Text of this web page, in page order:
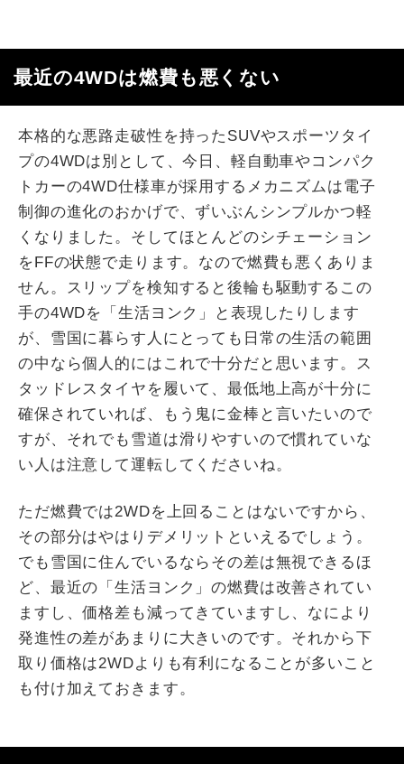
最近の4WDは燃費も悪くない
本格的な悪路走破性を持ったSUVやスポーツタイ
プの4WDは別として、今日、軽自動車やコンパク
トカーの4WD仕様車が採用するメカニズムは電子
制御の進化のおかげで、ずいぶんシンプルかつ軽
くなりました。そしてほとんどのシチェーション
をFFの状態で走ります。なので燃費も悪くありま
せん。スリップを検知すると後輪も駆動するこの
手の4WDを「生活ヨンク」と表現したりします
が、雪国に暮らす人にとっても日常の生活の範囲
の中なら個人的にはこれで十分だと思います。ス
タッドレスタイヤを履いて、最低地上高が十分に
確保されていれば、もう鬼に金棒と言いたいので
すが、それでも雪道は滑りやすいので慣れていな
い人は注意して運転してくださいね。
ただ燃費では2WDを上回ることはないですから、
その部分はやはりデメリットといえるでしょう。
でも雪国に住んでいるならその差は無視できるほ
ど、最近の「生活ヨンク」の燃費は改善されてい
ますし、価格差も減ってきていますし、なにより
発進性の差があまりに大きいのです。それから下
取り価格は2WDよりも有利になることが多いこと
も付け加えておきます。